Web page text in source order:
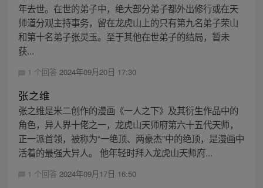
年去世。在世的弟子中，绝大部分弟子都外出修行或在天
师道分观主持事务，留在龙虎山上的只有第九名弟子荣山
和第十名弟子张灵玉。至于其他在世弟子的结局，暂未
获...
1 个回答 2024年09月20日 17:30
张之维
张之维是米二创作的漫画《一人之下》及其衍生作品中的
角色，异人界十佬之一，龙虎山天师府第六十五代天师，
正一派首领，被称为“一绝顶、两豪杰”中的绝顶，是漫画中
活着的最强大异人。 他年轻时拜入龙虎山天师府...
1 个回答 2024年09月17日 16:50